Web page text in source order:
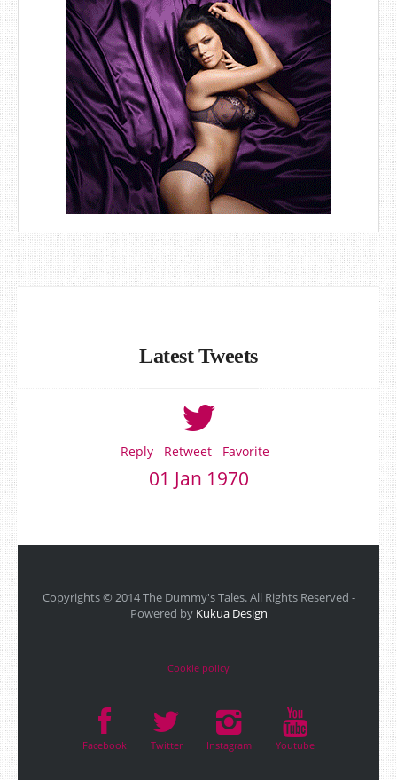
Latest Tweets
Reply Retweet Favorite
01 Jan 1970
Copyrights © 2014 The Dummy's Tales. All Rights Reserved -
Powered by Kukua Design
Cookie policy
Facebook Twitter Instagram Youtube